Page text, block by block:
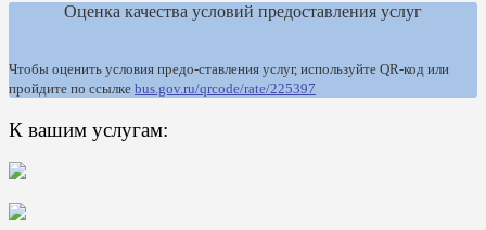
Оценка качества условий предоставления услуг
Чтобы оценить условия предо-ставления услуг, используйте QR-код или
пройдите по ссылке bus.gov.ru/qrcode/rate/225397
К вашим услугам: